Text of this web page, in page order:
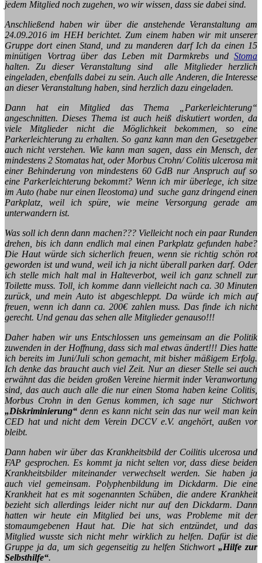
jedem Mitglied noch zugehen, wo wir wissen, dass sie dabei sind.
Anschließend haben wir über die anstehende Veranstaltung am
24.09.2016 im HEH berichtet. Zum einem haben wir mit unserer
Gruppe dort einen Stand, und zu manderen darf Ich da einen 15
minütigen Vortrag über das Leben mit Darmkrebs und Stoma
halten. Zu dieser Veranstaltung sind alle Mitglieder herzlich
eingeladen, ebenfalls dabei zu sein. Auch alle Anderen, die Interesse
an dieser Veranstaltung haben, sind herzlich dazu eingeladen.
Dann hat ein Mitglied das Thema „Parkerleichterung“
angeschnitten. Dieses Thema ist auch heiß diskutiert worden, da
viele Mitglieder nicht die Möglichkeit bekommen, so eine
Parkerleichterung zu erhalten. So ganz kann man den Gesetzgeber
auch nicht verstehen. Wie kann man sagen, dass ein Mensch, der
mindestens 2 Stomatas hat, oder Morbus Crohn/ Colitis ulcerosa mit
einer Behinderung von mindestens 60 GdB nur Anspruch auf so
eine Parkerleichterung bekommt? Wenn ich mir überlege, ich sitze
im Auto (habe nur einen Ileostoma) und suche ganz dringend einen
Parkplatz, weil ich spüre, wie meine Versorgung gerade am
unterwandern ist.
Was soll ich denn dann machen??? Vielleicht noch ein paar Runden
drehen, bis ich dann endlich mal einen Parkplatz gefunden habe?
Die Haut würde sich sicherlich freuen, wenn sie richtig schön rot
geworden ist und wund, weil ich ja nicht überall parken darf. Oder
ich stelle mich halt mal in Halteverbot, weil ich ganz schnell zur
Toilette muss. Toll, ich komme dann vielleicht nach ca. 30 Minuten
zurück, und mein Auto ist abgeschleppt. Da würde ich mich auf
freuen, wenn ich dann ca. 200€ zahlen muss. Das finde ich nicht
gerecht. Und genau das sehen alle Mitglieder genauso!!!
Daher haben wir uns Entschlossen uns gemeinsam an die Politik
zuwenden in der Hoffnung, dass sich mal etwas ändert!!! Dies hatte
ich bereits im Juni/Juli schon gemacht, mit bisher mäßigem Erfolg.
Ich denke das braucht auch viel Zeit. Nur an dieser Stelle sei auch
erwähnt das die beiden großen Vereine hiermit inder Veranwortung
sind, das auch auch alle die nur einen Stoma haben keine Colitis,
Morbus Crohn in den Genus kommen, ich sage nur Stichwort
„Diskriminierung“ denn es kann nicht sein das nur weil man kein
CED hat und nicht dem Verein DCCV e.V. angehört, außen vor
bleibt.
Dann haben wir über das Krankheitsbild der Coilitis ulcerosa und
FAP gesprochen. Es kommt ja nicht selten vor, dass diese beiden
Krankheitsbilder miteinander verwechselt werden. Sie haben ja
auch viel gemeinsam. Polyphenbildung im Dickdarm. Die eine
Krankheit hat es mit sogenannten Schüben, die andere Krankheit
bezieht sich allerdings leider nicht nur auf den Dickdarm. Dann
hatten wir heute ein Mitglied bei uns, was Probleme mit der
stomaumgebenen Haut hat. Die hat sich entzündet, und das
Mitglied wusste sich nicht mehr wirklich zu helfen. Dafür ist die
Gruppe ja da, um sich gegenseitig zu helfen Stichwort „Hilfe zur
Selbsthilfe“.